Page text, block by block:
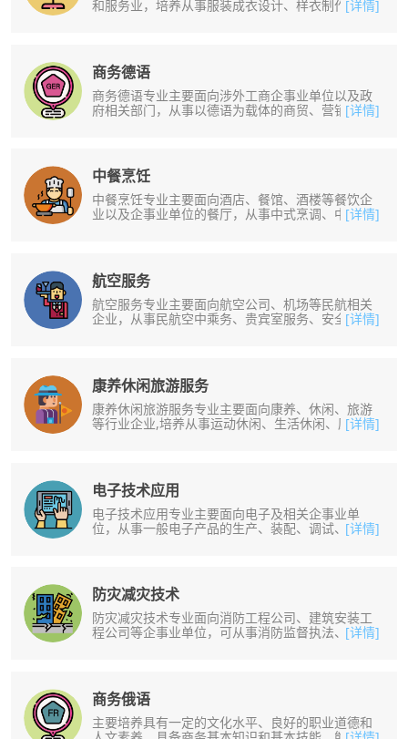
和服务业，培养从事服装成衣设计、样衣制作、营
[详情]
商务德语
商务德语专业主要面向涉外工商企事业单位以及政
府相关部门，从事以德语为载体的商贸、营销、管
[详情]
中餐烹饪
中餐烹饪专业主要面向酒店、餐馆、酒楼等餐饮企
业以及企事业单位的餐厅，从事中式烹调、中式面
[详情]
航空服务
航空服务专业主要面向航空公司、机场等民航相关
企业，从事民航空中乘务、贵宾室服务、安全检[详情]
康养休闲旅游服务
康养休闲旅游服务专业主要面向康养、休闲、旅游
等行业企业,培养从事运动休闲、生活休闲、康乐服
[详情]
电子技术应用
电子技术应用专业主要面向电子及相关企事业单
位，从事一般电子产品的生产、装配、调试、检[详情]
防灾减灾技术
防灾减灾技术专业面向消防工程公司、建筑安装工
程公司等企事业单位，可从事消防监督执法、单位
[详情]
商务俄语
主要培养具有一定的文化水平、良好的职业道德和